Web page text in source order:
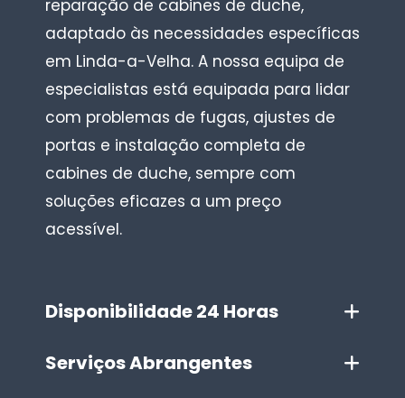
reparação de cabines de duche,
adaptado às necessidades específicas
em Linda-a-Velha. A nossa equipa de
especialistas está equipada para lidar
com problemas de fugas, ajustes de
portas e instalação completa de
cabines de duche, sempre com
soluções eficazes a um preço
acessível.
Disponibilidade 24 Horas
Serviços Abrangentes